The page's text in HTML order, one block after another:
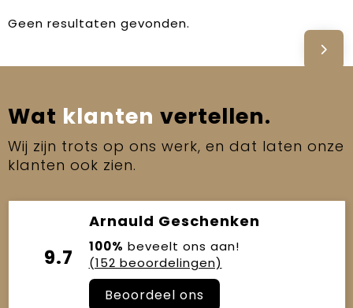
Geen resultaten gevonden.
Wat klanten vertellen.
Wij zijn trots op ons werk, en dat laten onze
klanten ook zien.
9.7
Arnauld Geschenken
100% beveelt ons aan!
(152 beoordelingen)
Beoordeel ons